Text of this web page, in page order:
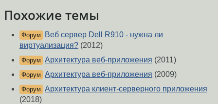
Похожие темы
Форум
Веб сервер Dell R910 - нужна ли
виртуализация? (2012)
Форум Архитектура веб-приложения (2011)
Форум Архитектура веб-приложения (2009)
Форум Архитектура клиент-серверного приложения
(2018)